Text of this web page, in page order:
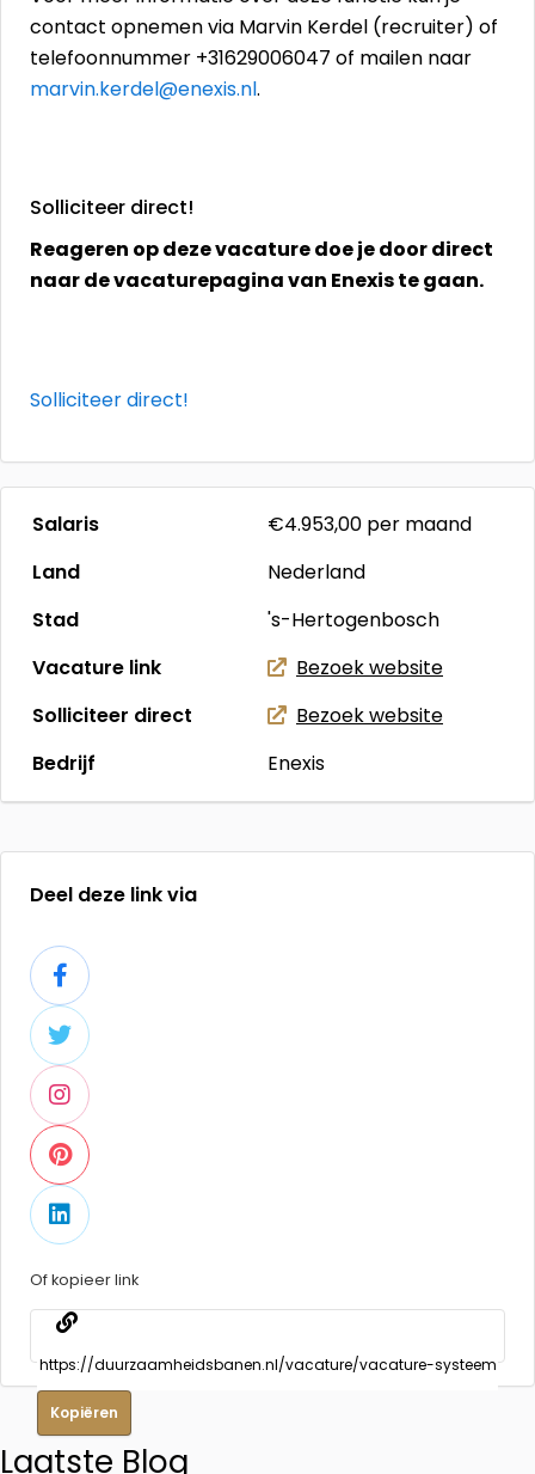
contact opnemen via Marvin Kerdel (recruiter) of
telefoonnummer +31629006047 of mailen naar
marvin.kerdel@enexis.nl.
Solliciteer direct!
Reageren op deze vacature doe je door direct
naar de vacaturepagina van Enexis te gaan.
Solliciteer direct!
Salaris €4.953,00 per maand
Land
Nederland
Stad
's-Hertogenbosch
Vacature link
Bezoek website
Solliciteer direct
Bezoek website
Bedrijf
Enexis
Deel deze link via
Of kopieer link
Kopiëren
Laatste Blog